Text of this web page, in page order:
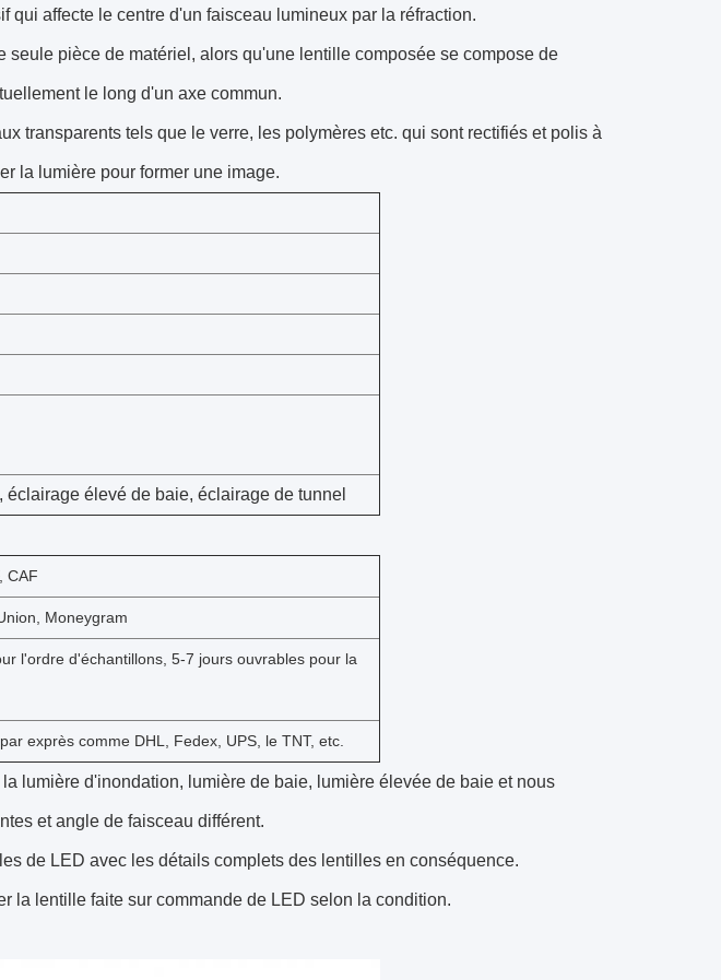
qui affecte le centre d'un faisceau lumineux par la réfraction.
pièce de matériel, alors qu'une lentille composée se compose de
le long d'un axe commun.
transparents tels que le verre, les polymères etc. qui sont rectifiés et polis à
la lumière pour former une image.
éclairage élevé de baie, éclairage de tunnel
CAF
Moneygram
l'ordre d'échantillons, 5-7 jours ouvrables pour la
exprès comme DHL, Fedex, UPS, le TNT, etc.
lumière d'inondation, lumière de baie, lumière élevée de baie et nous
et angle de faisceau différent.
de LED avec les détails complets des lentilles en conséquence.
la lentille faite sur commande de LED selon la condition.